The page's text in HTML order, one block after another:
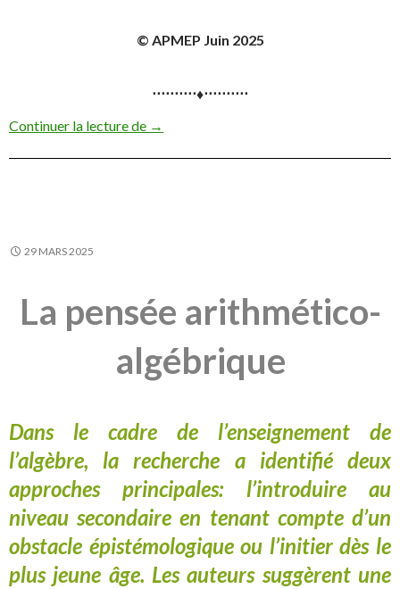
© APMEP Juin 2025
⋅⋅⋅⋅⋅⋅⋅⋅⋅⋅♦⋅⋅⋅⋅⋅⋅⋅⋅⋅⋅
Continuer la lecture de Osons les cartes mentales !
→
29 MARS 2025
La pensée arithmético-
algébrique
Dans le cadre de l’enseignement de
l’algèbre, la recherche a identifié deux
approches principales: l’introduire au
niveau secondaire en tenant compte d’un
obstacle épistémologique ou l’initier dès le
plus jeune âge. Les auteurs suggèrent une